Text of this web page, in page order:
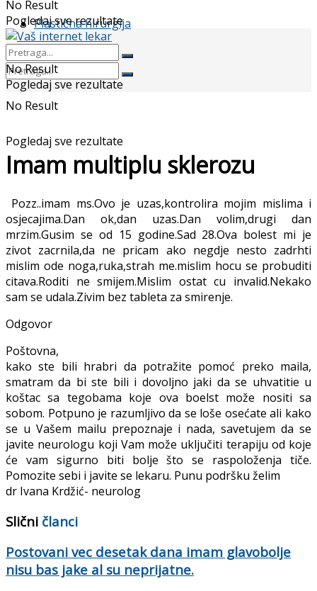
Plastična hirurgija
No Result
Pogledaj sve rezultate
No Result
Pogledaj sve rezultate
No Result
Pogledaj sve rezultate
Imam multiplu sklerozu
Pozz..imam ms.Ovo je uzas,kontrolira mojim mislima i
osjecajima.Dan ok,dan uzas.Dan volim,drugi dan
mrzim.Gusim se od 15 godine.Sad 28.Ova bolest mi je
zivot zacrnila,da ne pricam ako negdje nesto zadrhti
mislim ode noga,ruka,strah me.mislim hocu se probuditi
citava.Roditi ne smijem.Mislim ostat cu invalid.Nekako
sam se udala.Zivim bez tableta za smirenje.
Odgovor
Poštovna,
kako ste bili hrabri da potražite pomoć preko maila,
smatram da bi ste bili i dovoljno jaki da se uhvatitie u
koštac sa tegobama koje ova boelst može nositi sa
sobom. Potpuno je razumljivo da se loše osećate ali kako
se u Vašem mailu prepoznaje i nada, savetujem da se
javite neurologu koji Vam može uključiti terapiju od koje
će vam sigurno biti bolje što se raspoloženja tiče.
Pomozite sebi i javite se lekaru. Punu podršku želim
dr Ivana Krdžić- neurolog
Slični članci
Postovani vec desetak dana imam glavobolje
nisu bas jake al su neprijatne.